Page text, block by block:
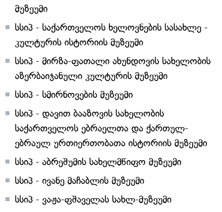
მუზეუმი
სსიპ - საქართველოს ხელოვნების სასახლე -
კულტურის ისტორიის მუზეუმი
სსიპ - მირზა-ფათალი ახუნდოვის სახელობის
აზერბაიჯანული კულტურის მუზეუმი
სსიპ - სმირნოვების მუზეუმი
სსიპ - დავით ბააზოვის სახელობის
საქართველოს ებრაელთა და ქართულ-
ებრაულ ურთიერთობათა ისტორიის მუზეუმი
სსიპ - აბრეშუმის სახელმწიფო მუზეუმი
სსიპ - ივანე მაჩაბლის მუზეუმი
სსიპ - ვაჟა-ფშაველას სახლ-მუზეუმი